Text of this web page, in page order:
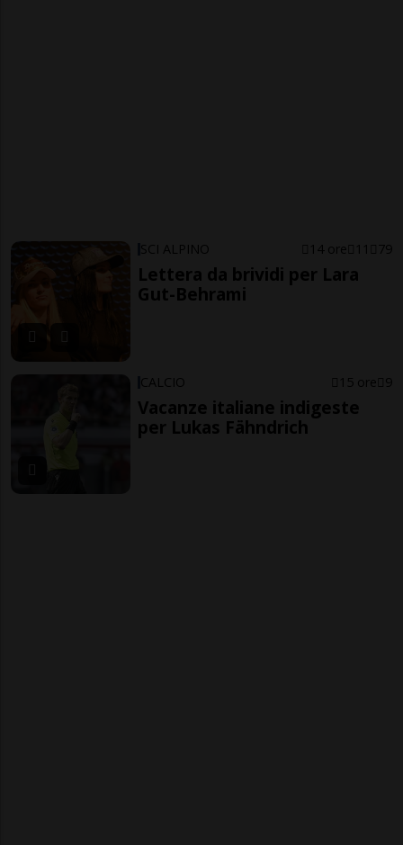
SCI ALPINO 14 ore 11 79
Lettera da brividi per Lara
Gut-Behrami
CALCIO 15 ore 9
Vacanze italiane indigeste
per Lukas Fähndrich